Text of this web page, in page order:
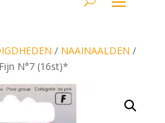
/ NAAINAALDEN /
N°7 (16st)*